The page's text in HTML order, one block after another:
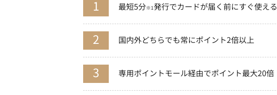
最短5分※1発行でカードが届く前にすぐ使える
国内外どちらでも常にポイント2倍以上
専用ポイントモール経由でポイント最大20倍